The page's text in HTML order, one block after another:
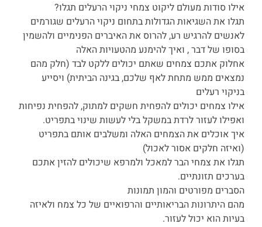
אילו סודות מעולם ליקוט צמחי ניקוי הרעלים תגלו?
תגלו את השגיאות הגדולות בתחום ניקוי הרעלים שגורמים
לאנשים להרגיש רע, להרוס את האיברים הפנימיים ולהשמין
בסופו של דבר , ואיך להימנע מהטעויות האלה
אחלוק אתכם צמחים שאתם יכולים ללקט לבד (חלק מהם
נמצאים ממש מתחת לאף שלכם, בגינה הביתית) ויסייע
בניקוי רעלים
אילו צמחים יכולים להפחית חשקים למתוק, להפחית נפיחות
ואפילו לעזור לרדת במשקל בלי לעשות שינוי בתפריט.
איך אוכלים את הצמחים האלה ומשלבים אותם בתפריט
(ואיזה חלקים אסור לאכול)
תגלו את צמחי הבר למאכל ולמרפא שיכולים להזין אתכם
בערכים תזונתיים.
הסברים מפורטים והמון תמונות
מהם היתרונות הבריאותיים והרפואיים של כל צמח ולאיזה
בעיות הוא יכול לעזור.